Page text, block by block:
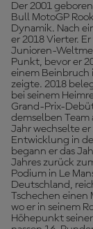
Der 2001
Bull MotoGP
Dynamik. Nach
er 2018 Vierter.
Junioren-
Punkt, bevor er
einem Beinbruch
zeigte. 2018
bei seinem
Grand-Prix-
demselben
Jahr wechselte er
Entwicklung in
begann er das
Jahres zurück
Podium in Le
Deutschland,
Tschechen einen
wo er in seinem
Höhepunkt